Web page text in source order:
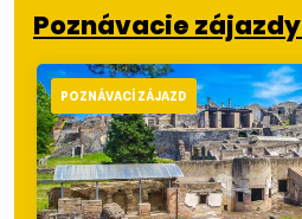
Poznávacie zájazdy
POZNÁVACÍ ZÁJAZD